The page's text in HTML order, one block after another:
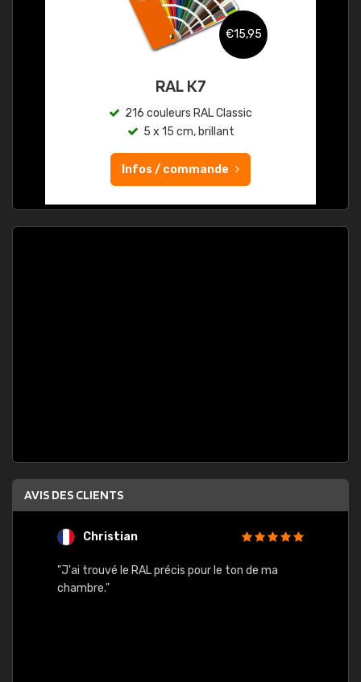
€15,95
RAL K7
216 couleurs RAL Classic
5 x 15 cm, brillant
Infos / commande
AVIS DES CLIENTS
Christian
"J'ai trouvé le RAL précis pour le ton de ma
chambre."